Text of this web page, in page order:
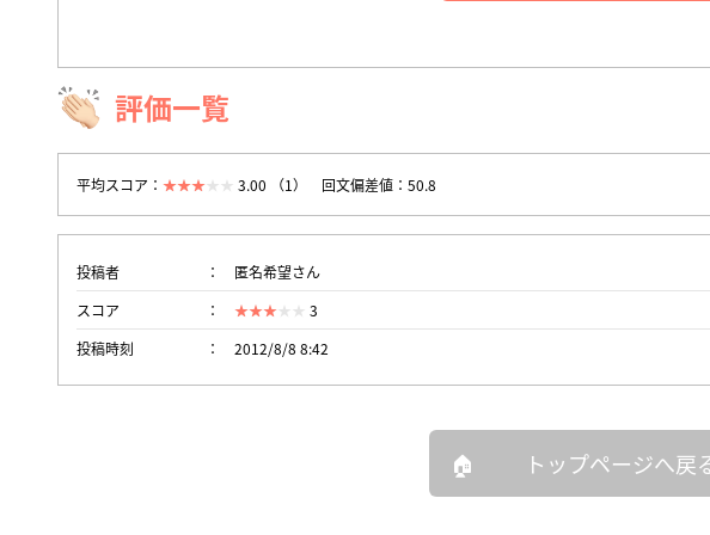
評価一覧
平均スコア： 3.00 （1） 回文偏差値：50.8
投稿者
匿名希望さん
スコア
3
投稿時刻
2012/8/8 8:42
トップページへ戻